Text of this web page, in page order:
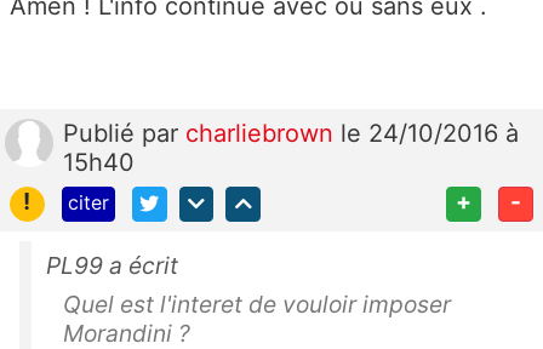
Amen ! L'info continue avec ou sans eux .
Publié par charliebrown le 24/10/2016 à
15h40
!
citer + -
PL99 a écrit
Quel est l'interet de vouloir imposer
Morandini ?